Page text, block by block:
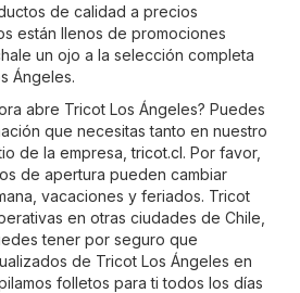
de calidad a precios
están llenos de promociones
un ojo a la selección completa
Ángeles.
abre Tricot Los Ángeles? Puedes
que necesitas tanto en nuestro
de la empresa,tricot.cl. Por favor,
de apertura pueden cambiar
vacaciones y feriados. Tricot
en otras ciudades de Chile,
tener por seguro que
de Tricot Los Ángeles en
folletos para ti todos los días